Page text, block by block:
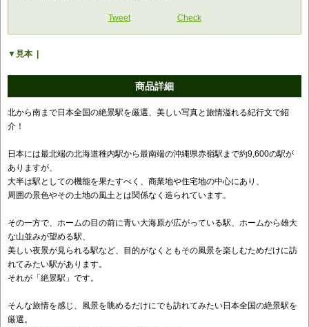
Tweet Check
見本
商品詳細
北から南まで日本全国の絶景駅を厳選、美しい写真と旅情溢れる紀行文で紹
介！
日本には最北端の北海道稚内駅から最南端の沖縄県赤嶺駅まで約9,600の駅が
ありますが、
大半は駅としての機能を果たすべく、商業地や住宅地の中心にあり、
周囲の景色やその土地の風土とは関係なく造られています。
その一方で、ホームの目の前に青い大海原が広がっている駅、ホームから雄大
な山並みが望める駅、
美しい夜景が見られる駅など、目的がなくともその風景を楽しむためだけに訪
れてみたい駅があります。
それが「絶景駅」です。
そんな旅情を感じ、風景を眺めるだけにでも訪れてみたい日本全国の絶景駅を
厳選。